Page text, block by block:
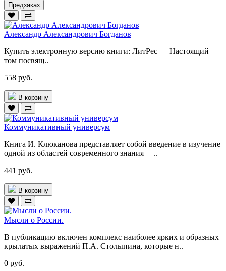
Предзаказ
Александр Александрович Богданов
Купить электронную версию книги: ЛитРес Настоящий
том посвящ..
558 руб.
В корзину
Коммуникативный универсум
Книга И. Клюканова представляет собой введение в изучение
одной из областей современного знания —..
441 руб.
В корзину
Мысли о России.
В публикацию включен комплекс наиболее ярких и образных
крылатых выражений П.А. Столыпина, которые н..
0 руб.